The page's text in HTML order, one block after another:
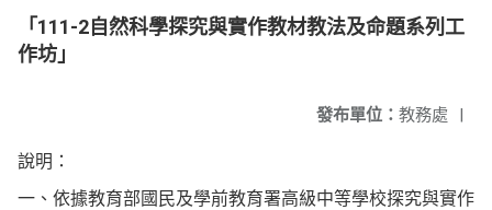
「111-2自然科學探究與實作教材教法及命題系列工
作坊」
發布單位： 教務處 |
說明：
一、依據教育部國民及學前教育署高級中等學校探究與實作